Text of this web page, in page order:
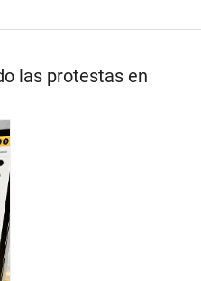
las protestas en